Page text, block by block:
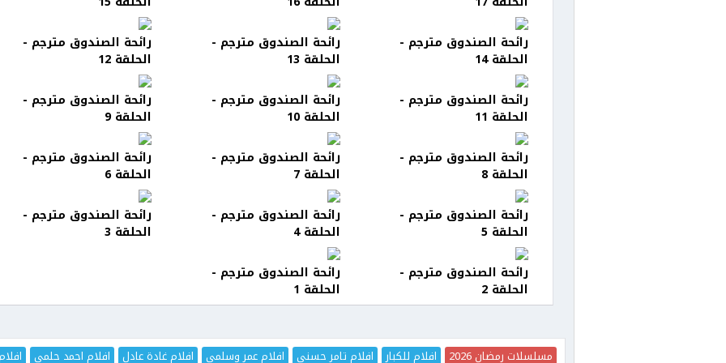
رائحة الصندوق مترجم -
الحلقة 14
رائحة الصندوق مترجم -
الحلقة 13
رائحة الصندوق مترجم -
الحلقة 12
رائحة الصندوق مترجم -
الحلقة 11
رائحة الصندوق مترجم -
الحلقة 10
رائحة الصندوق مترجم -
الحلقة 9
رائحة الصندوق مترجم -
الحلقة 8
رائحة الصندوق مترجم -
الحلقة 7
رائحة الصندوق مترجم -
الحلقة 6
رائحة الصندوق مترجم -
الحلقة 5
رائحة الصندوق مترجم -
الحلقة 4
رائحة الصندوق مترجم -
الحلقة 3
رائحة الصندوق مترجم -
الحلقة 2
رائحة الصندوق مترجم -
الحلقة 1
مسلسلات رمضان 2026 افلام للكبار افلام تامر حسني افلام عمر وسلمى افلام غادة عادل افلام احمد حلمي